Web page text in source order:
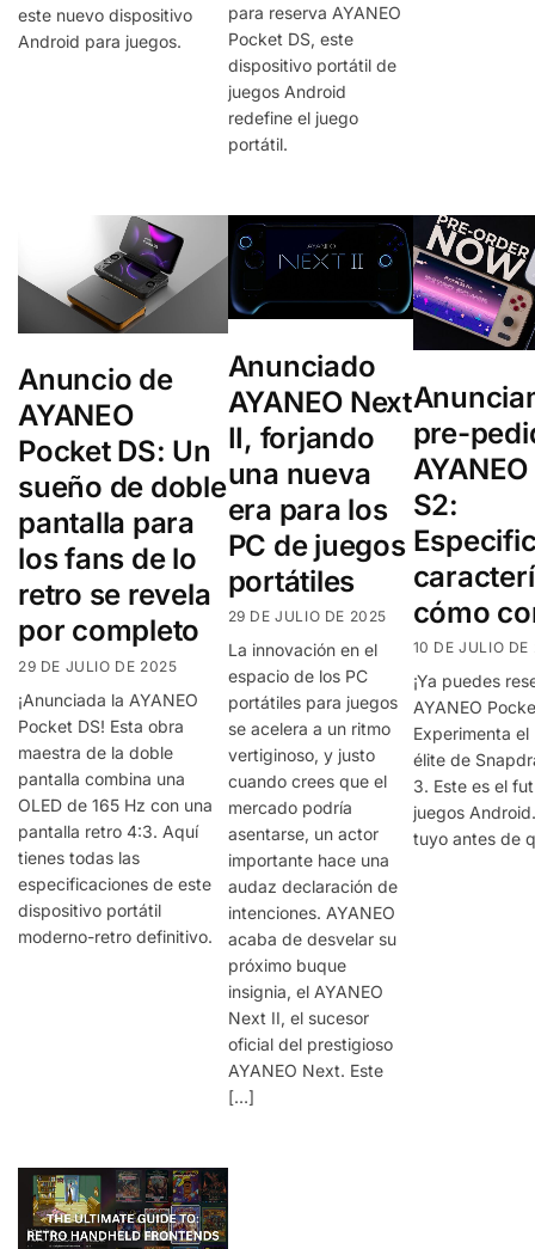
este nuevo dispositivo
Android para juegos.
para reserva AYANEO
Pocket DS, este
dispositivo portátil de
juegos Android
redefine el juego
portátil.
Anuncio de
AYANEO
Pocket DS: Un
sueño de doble
pantalla para
los fans de lo
retro se revela
por completo
29 DE JULIO DE 2025
¡Anunciada la AYANEO
Pocket DS! Esta obra
maestra de la doble
pantalla combina una
OLED de 165 Hz con una
pantalla retro 4:3. Aquí
tienes todas las
especificaciones de este
dispositivo portátil
moderno-retro definitivo.
Anunciado
AYANEO Next
II, forjando
una nueva
era para los
PC de juegos
portátiles
29 DE JULIO DE 2025
La innovación en el
espacio de los PC
portátiles para juegos
se acelera a un ritmo
vertiginoso, y justo
cuando crees que el
mercado podría
asentarse, un actor
importante hace una
audaz declaración de
intenciones. AYANEO
acaba de desvelar su
próximo buque
insignia, el AYANEO
Next II, el sucesor
oficial del prestigioso
AYANEO Next. Este
[…]
pre-
S2:
cómo
10 DE JULIO DE
¡Ya puedes
AYANEO
Experimenta
élite de
3. Este es el
juegos
tuyo antes de